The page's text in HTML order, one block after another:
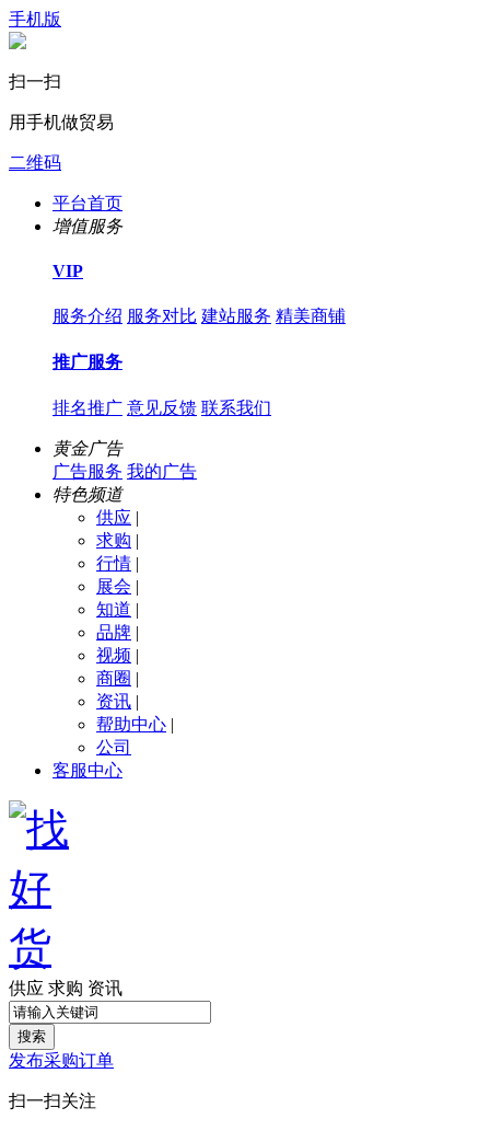
手机版
扫一扫
用手机做贸易
二维码
平台首页
增值服务
VIP
服务介绍 服务对比 建站服务 精美商铺
推广服务
排名推广 意见反馈 联系我们
黄金广告
广告服务 我的广告
特色频道
供应 |
求购 |
行情 |
展会 |
知道 |
品牌 |
视频 |
商圈 |
资讯 |
帮助中心 |
公司
客服中心
供应 求购 资讯
搜索
发布采购订单
扫一扫关注